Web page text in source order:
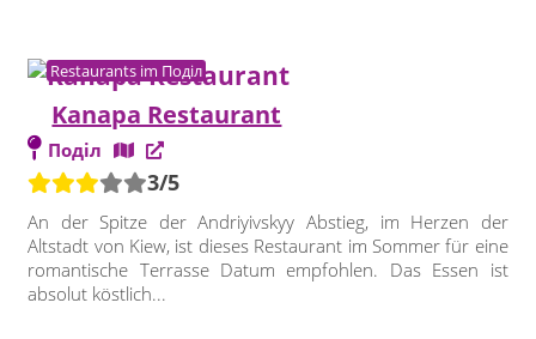
Restaurants im Поділ
Kanapa Restaurant
Поділ
3/5
An der Spitze der Andriyivskyy Abstieg, im Herzen der
Altstadt von Kiew, ist dieses Restaurant im Sommer für eine
romantische Terrasse Datum empfohlen. Das Essen ist
absolut köstlich...